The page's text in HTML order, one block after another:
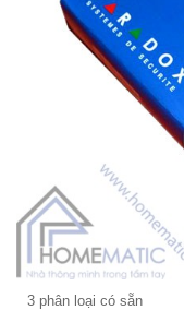
3 phân loại có sẵn